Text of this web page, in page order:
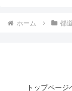
ホーム 都
トップページ